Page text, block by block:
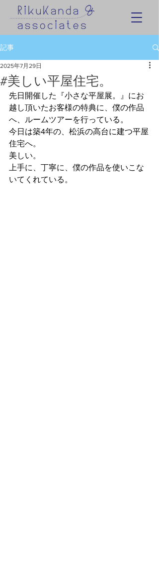
記事
#美しい平屋住宅。
2025年7月29日
先日開催した『小さな平屋展。』にお
越し頂いたお客様の特典に、僕の作品
へ、ルームツアーを行っている。
今日は築4年の、松浜の高台に建つ平屋
住宅へ。
美しい。
上手に、丁寧に、僕の作品を使いこな
いてくれている。